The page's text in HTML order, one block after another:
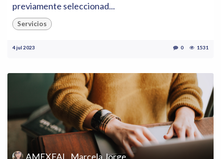
previamente seleccionad...
Servicios
4 jul 2023 0 1531
AMEXFAL, Marcela Jorge